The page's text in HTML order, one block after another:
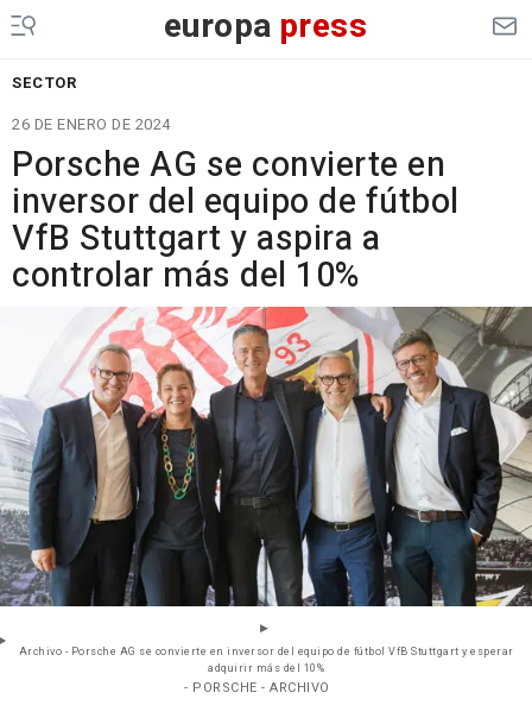
europa press
SECTOR
26 DE ENERO DE 2024
Porsche AG se convierte en
inversor del equipo de fútbol
VfB Stuttgart y aspira a
controlar más del 10%
Archivo - Porsche AG se convierte en inversor del equipo de fútbol VfB Stuttgart y esperar
adquirir más del 10%
- PORSCHE - ARCHIVO